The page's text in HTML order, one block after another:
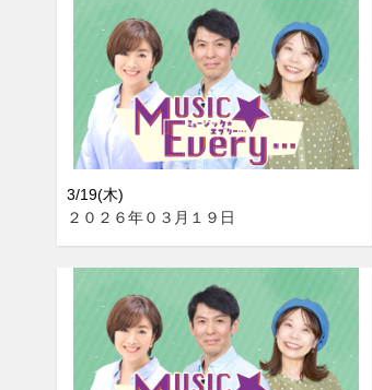
3/19(木)
２０２６年０３月１９日